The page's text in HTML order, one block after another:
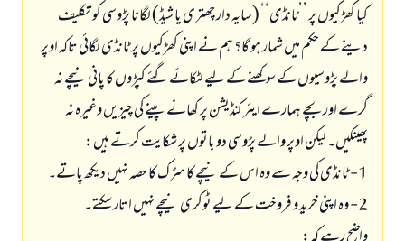
کیا کھڑکیوں پر ’’ٹانڈی‘‘ (سایہ دار چھتری یا شیڈ) لگانا پڑوسی کو تکلیف
دینے کے حکم میں شمار ہو گا؟ ہم نے اپنی کھڑکیوں پر ٹانڈی لگائی تاکہ اوپر
والے پڑوسیوں کے سوکھنے کے لیے لٹکائے گئے کپڑوں کا پانی نیچے نہ
گرے اور بچے ہمارے ایئر کنڈیشن پر کھانے پینے کی چیزیں وغیرہ نہ
پھینکیں۔ لیکن اوپر والے پڑوسی دو باتوں پر شکایت کرتے ہیں:
1- ٹانڈی کی وجہ سے وہ اس کے نیچے کا سڑک کا حصہ نہیں دیکھ پاتے۔
2- وہ اپنی خرید و فروخت کے لیے ٹوکری نیچے نہیں اتار سکتے۔